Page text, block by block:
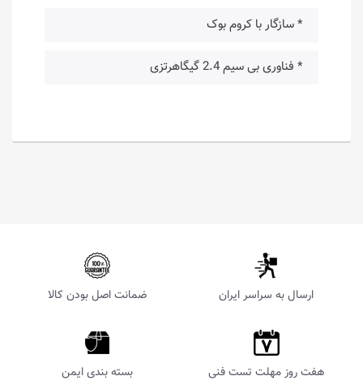
* سازگار با کروم بوک
* فناوری بی سیم 2.4 گیگاهرتزی
ارسال به سراسر ایران ضمانت اصل بودن کالا
هفت روز مهلت تست فنی بسته بندی ایمن